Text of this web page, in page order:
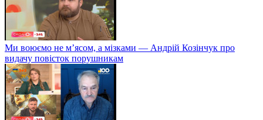
Ми воюємо не м’ясом, а мізками — Андрій Козінчук про
видачу повісток порушникам